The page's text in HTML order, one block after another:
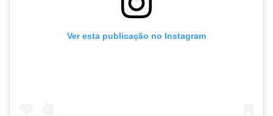
Ver esta publicação no Instagram